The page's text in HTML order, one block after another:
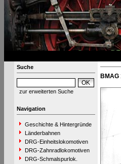
Suche
zur erweiterten Suche
Navigation
Geschichte & Hintergründe
Länderbahnen
DRG-Einheitslokomotiven
DRG-Zahnradlokomotiven
DRG-Schmalspurlok.